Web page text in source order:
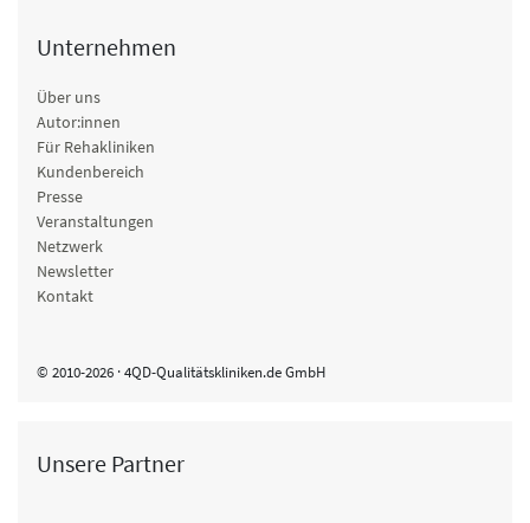
Unternehmen
Über uns
Autor:innen
Für Rehakliniken
Kundenbereich
Presse
Veranstaltungen
Netzwerk
Newsletter
Kontakt
© 2010-2026 · 4QD-Qualitätskliniken.de GmbH
Unsere Partner